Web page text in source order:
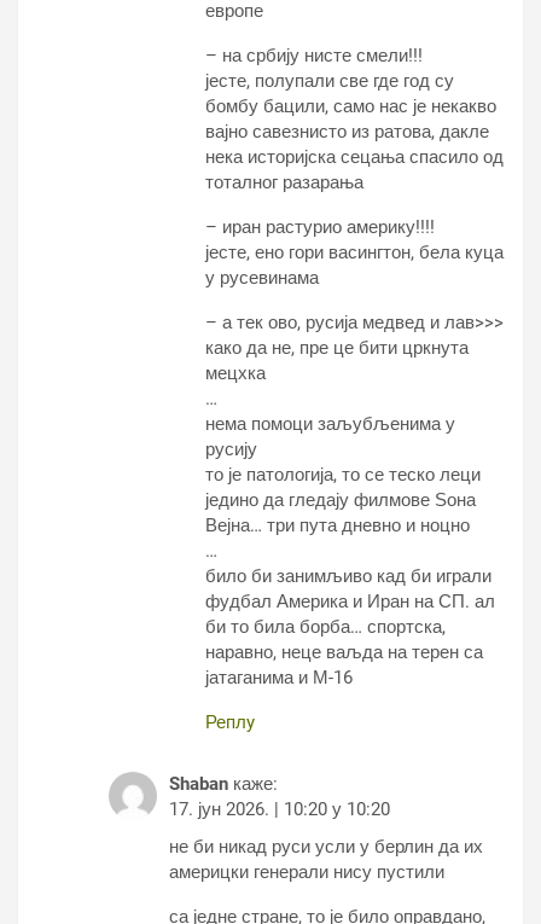
европе
– на србију нисте смели!!!
јесте, полупали све где год су
бомбу бацили, само нас је некакво
вајно савезнисто из ратова, дакле
нека историјска сецања спасило од
тоталног разарања
– иран растурио америку!!!!
јесте, ено гори васингтон, бела куца
у русевинама
– а тек ово, русија медвед и лав>>>
како да не, пре це бити цркнута
мецхка
…
нема помоци заљубљенима у
русију
то је патологија, то се теско леци
једино да гледају филмове Ѕона
Вејна… три пута дневно и ноцно
…
било би занимљиво кад би играли
фудбал Америка и Иран на СП. ал
би то била борба… спортска,
наравно, неце ваљда на терен са
јатаганима и М-16
Реплy
Shaban каже:
17. јун 2026. | 10:20 у 10:20
не би никад руси усли у берлин да их
америцки генерали нису пустили
са једне стране, то је било оправдано,